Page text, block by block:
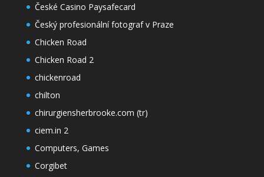
České Casino Paysafecard
Český profesionální fotograf v Praze
Chicken Road
Chicken Road 2
chickenroad
chilton
chirurgiensherbrooke.com (tr)
ciem.in 2
Computers, Games
Corgibet